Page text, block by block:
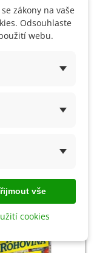
vzdušná
zákony na vaše
Odsouhlaste
webu.
vše
cookies